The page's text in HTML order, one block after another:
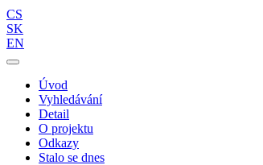
CS
SK
EN
Úvod
Vyhledávání
Detail
O projektu
Odkazy
Stalo se dnes